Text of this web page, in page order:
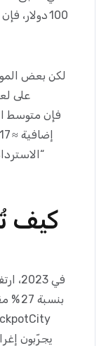
على
كيف
في
يجرّبون